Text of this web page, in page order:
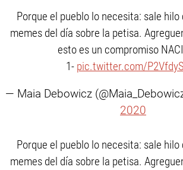
Porque el pueblo lo necesita: sale
memes del día sobre la petisa.
esto es un compromiso
1- pic.twitter.com/
— Maia Debowicz
2020
Porque el pueblo lo necesita: sale
memes del día sobre la petisa.